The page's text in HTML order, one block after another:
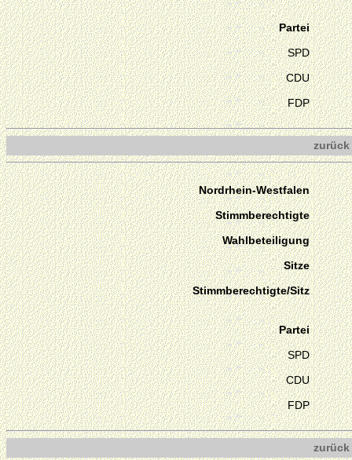
Partei
SPD
CDU
FDP
zurück
Nordrhein-Westfalen
Stimmberechtigte
Wahlbeteiligung
Sitze
Stimmberechtigte/Sitz
Partei
SPD
CDU
FDP
zurück